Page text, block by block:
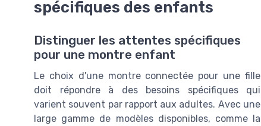
spécifiques des enfants
Distinguer les attentes spécifiques
pour une montre enfant
Le choix d'une montre connectée pour une fille
doit répondre à des besoins spécifiques qui
varient souvent par rapport aux adultes. Avec une
large gamme de modèles disponibles, comme la